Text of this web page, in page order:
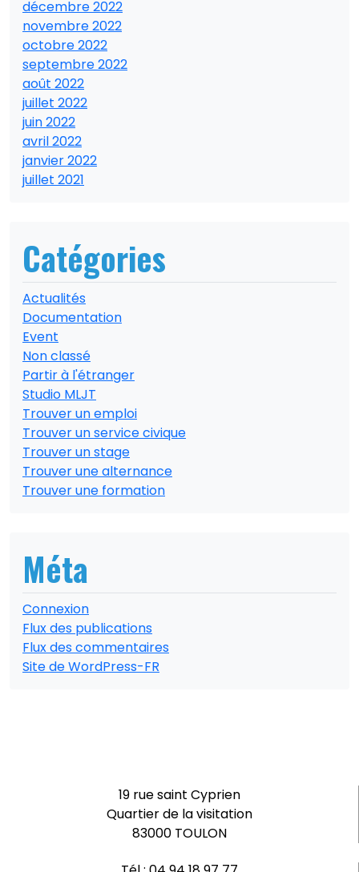
décembre 2022
novembre 2022
octobre 2022
septembre 2022
août 2022
juillet 2022
juin 2022
avril 2022
janvier 2022
juillet 2021
Catégories
Actualités
Documentation
Event
Non classé
Partir à l'étranger
Studio MLJT
Trouver un emploi
Trouver un service civique
Trouver un stage
Trouver une alternance
Trouver une formation
Méta
Connexion
Flux des publications
Flux des commentaires
Site de WordPress-FR
19 rue saint Cyprien
Quartier de la visitation
83000 TOULON